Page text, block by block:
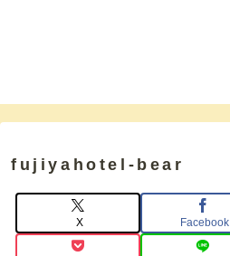
fujiyahotel-bear
X Facebook